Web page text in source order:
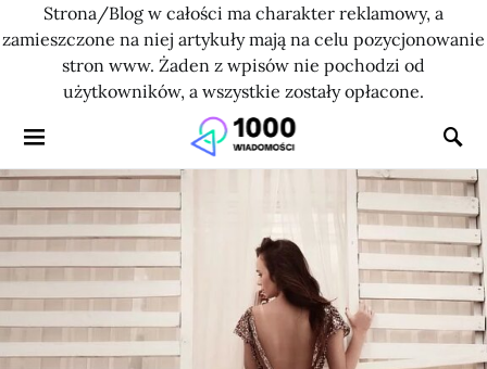
Strona/Blog w całości ma charakter reklamowy, a
zamieszczone na niej artykuły mają na celu pozycjonowanie
stron www. Żaden z wpisów nie pochodzi od
użytkowników, a wszystkie zostały opłacone.